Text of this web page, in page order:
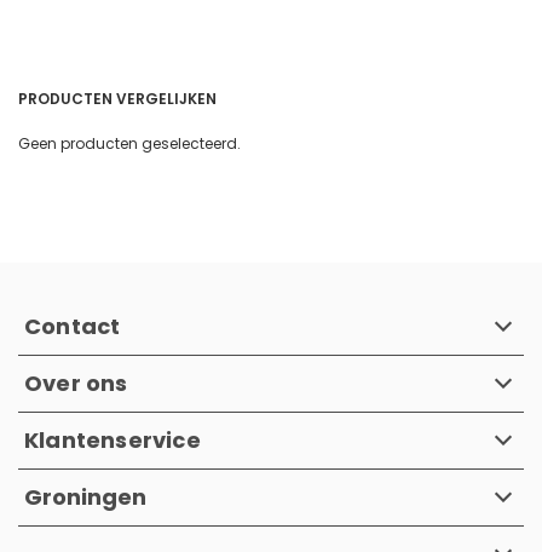
PRODUCTEN VERGELIJKEN
Geen producten geselecteerd.
Contact
Over ons
Klantenservice
Groningen